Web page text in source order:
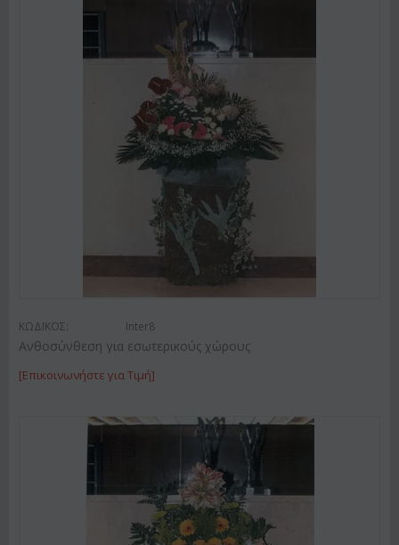
ΚΩΔΙΚΟΣ: Inter8
Ανθοσύνθεση για εσωτερικούς χώρους
[Επικοινωνήστε για Τιμή]